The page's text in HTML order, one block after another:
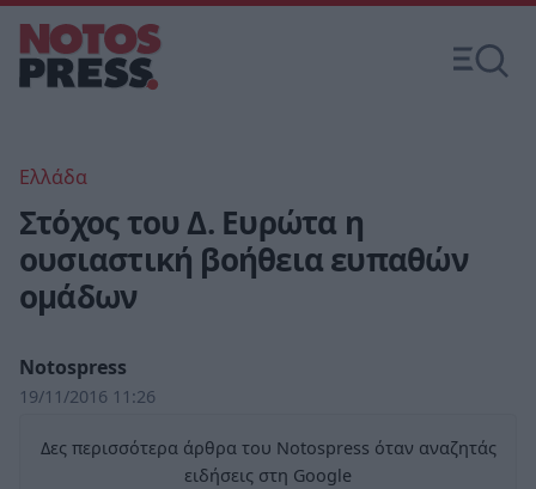
Ελλάδα
Στόχος του Δ. Ευρώτα η
ουσιαστική βοήθεια ευπαθών
ομάδων
Notospress
19/11/2016 11:26
Δες περισσότερα άρθρα του Notospress όταν αναζητάς
ειδήσεις στη Google